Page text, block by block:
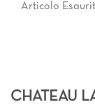
Articolo
CHATEAU